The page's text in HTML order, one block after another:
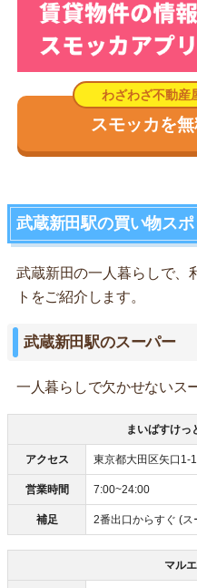
スモッカを
武蔵新田駅の買い物スポ
武蔵新田の一人暮らしで、
トをご紹介します。
武蔵新田駅のスーパー
一人暮らしで欠かせないス
まいばすけっ
アクセス 東京都大田区矢口1-
営業時間 7:00~24:00
補足 2番出口からすぐ (ス
マル